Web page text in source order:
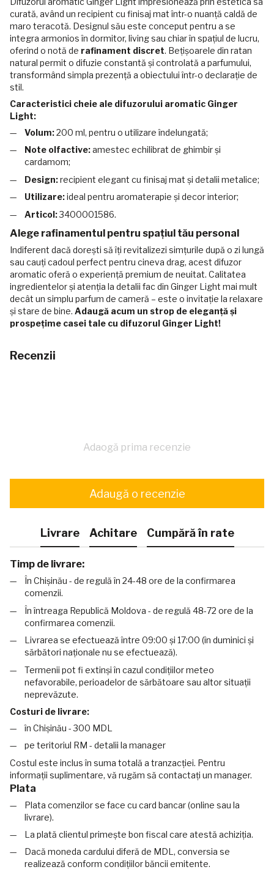
curată, având un recipient cu finisaj mat într-o nuanță caldă de
maro teracotă. Designul său este conceput pentru a se
integra armonios în dormitor, living sau chiar în spațiul de lucru,
oferind o notă de rafinament discret. Bețișoarele din ratan
natural permit o difuzie constantă și controlată a parfumului,
transformând simpla prezență a obiectului într-o declarație de
stil.
Caracteristici cheie ale difuzorului aromatic Ginger
Light:
Volum:200 ml, pentru o utilizare îndelungată;
Note olfactive:amestec echilibrat de ghimbir și
cardamom;
Design:recipient elegant cu finisaj mat și detalii metalice;
Utilizare:ideal pentru aromaterapie și decor interior;
Articol:3400001586.
Alege rafinamentul pentru spațiul tău personal
Indiferent dacă dorești să îți revitalizezi simțurile după o zi lungă
sau cauți cadoul perfect pentru cineva drag, acest difuzor
aromatic oferă o experiență premium de neuitat. Calitatea
ingredientelor și atenția la detalii fac din Ginger Light mai mult
decât un simplu parfum de cameră – este o invitație la relaxare
și stare de bine. Adaugă acum un strop de eleganță și
prospețime casei tale cu difuzorul Ginger Light!
Recenzii
Adaogă prima recenzie
Adaugă o recenzie
Livrare Achitare Cumpără în rate
Timp de livrare:
În Chișinău - de regulă în 24-48 ore de la confirmarea
comenzii.
În întreaga Republică Moldova - de regulă 48-72 ore de la
confirmarea comenzii.
Livrarea se efectuează între 09:00 și 17:00 (în duminici și
sărbători naționale nu se efectuează).
Termenii pot fi extinși în cazul condițiilor meteo
nefavorabile, perioadelor de sărbătoare sau altor situații
neprevăzute.
Costuri de livrare:
în Chișinău - 300 MDL
pe teritoriul RM - detalii la manager
Costul este inclus în suma totală a tranzacției. Pentru
informații suplimentare, vă rugăm să contactați un manager.
Plata
Plata comenzilor se face cu card bancar (online sau la
livrare).
La plată clientul primește bon fiscal care atestă achiziția.
Dacă moneda cardului diferă de MDL, conversia se
realizează conform condițiilor băncii emitente.